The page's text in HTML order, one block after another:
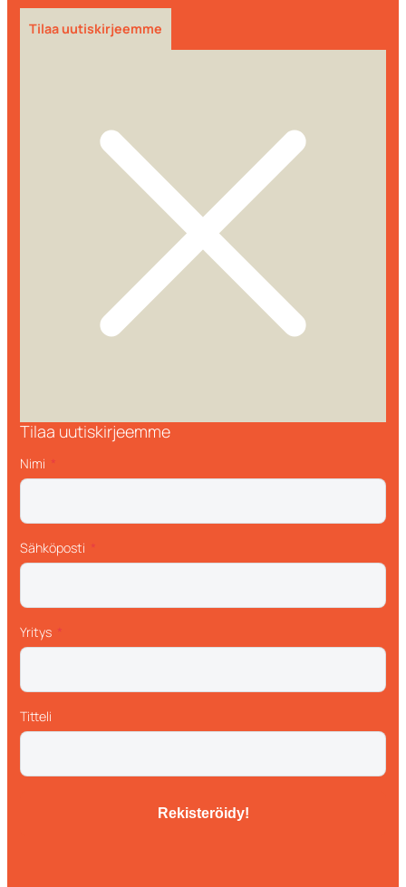
Tilaa uutiskirjeemme
Tilaa uutiskirjeemme
Nimi
Sähköposti
Yritys
Titteli
Rekisteröidy!